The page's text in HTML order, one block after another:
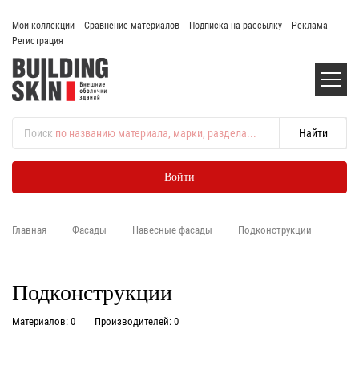
Мои коллекции Сравнение материалов Подписка на рассылку
Реклама
Регистрация
Поиск по названию материала, марки, раздела...
Войти
Главная Фасады Навесные фасады Подконструкции
Подконструкции
Материалов: 0 Производителей: 0